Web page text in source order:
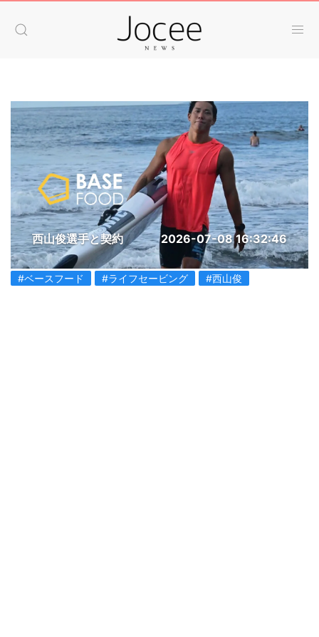
西山俊選手と契約 2026-07-08 16:32:46
#ベースフード #ライフセービング #西山俊